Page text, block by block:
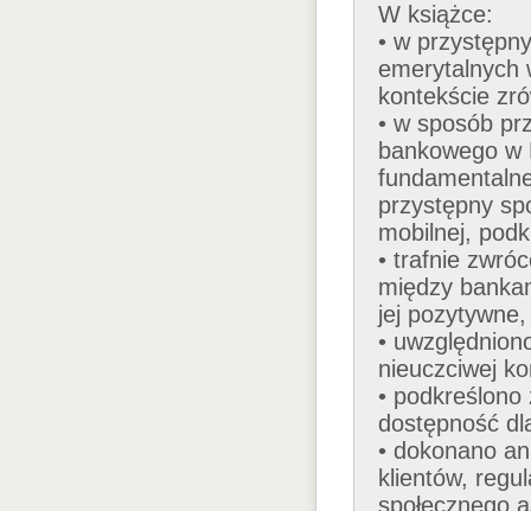
W książce:
• w
emerytalnych
kontekście
• w sposób
bankowego
przystępny
mobilnej,
• trafnie
między
jej
•
nieuczciwej
•
dostępność
• dokonano
klientów,
społecznego